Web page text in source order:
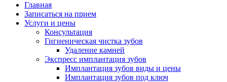
Главная
Записаться на прием
Услуги и цены
Консультация
Гигиеническая чистка зубов
Удаление камней
Экспресс имплантация зубов
Имплантация зубов виды и цены
Имплантация зубов под ключ